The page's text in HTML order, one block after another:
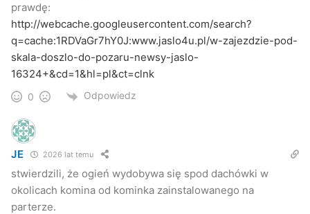
prawdę:
http://webcache.googleusercontent.com/search?
q=cache:1RDVaGr7hY0J:www.jaslo4u.pl/w-zajezdzie-pod-
skala-doszlo-do-pozaru-newsy-jaslo-
16324+&cd=1&hl=pl&ct=clnk
0 Odpowiedz
JE 2026 lat temu
stwierdzili, że ogień wydobywa się spod dachówki w
okolicach komina od kominka zainstalowanego na
parterze.